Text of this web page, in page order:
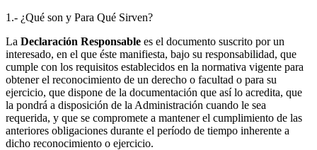
1.- ¿Qué son y Para Qué Sirven?
La Declaración Responsable es el documento suscrito por un
interesado, en el que éste manifiesta, bajo su responsabilidad, que
cumple con los requisitos establecidos en la normativa vigente para
obtener el reconocimiento de un derecho o facultad o para su
ejercicio, que dispone de la documentación que así lo acredita, que
la pondrá a disposición de la Administración cuando le sea
requerida, y que se compromete a mantener el cumplimiento de las
anteriores obligaciones durante el período de tiempo inherente a
dicho reconocimiento o ejercicio.